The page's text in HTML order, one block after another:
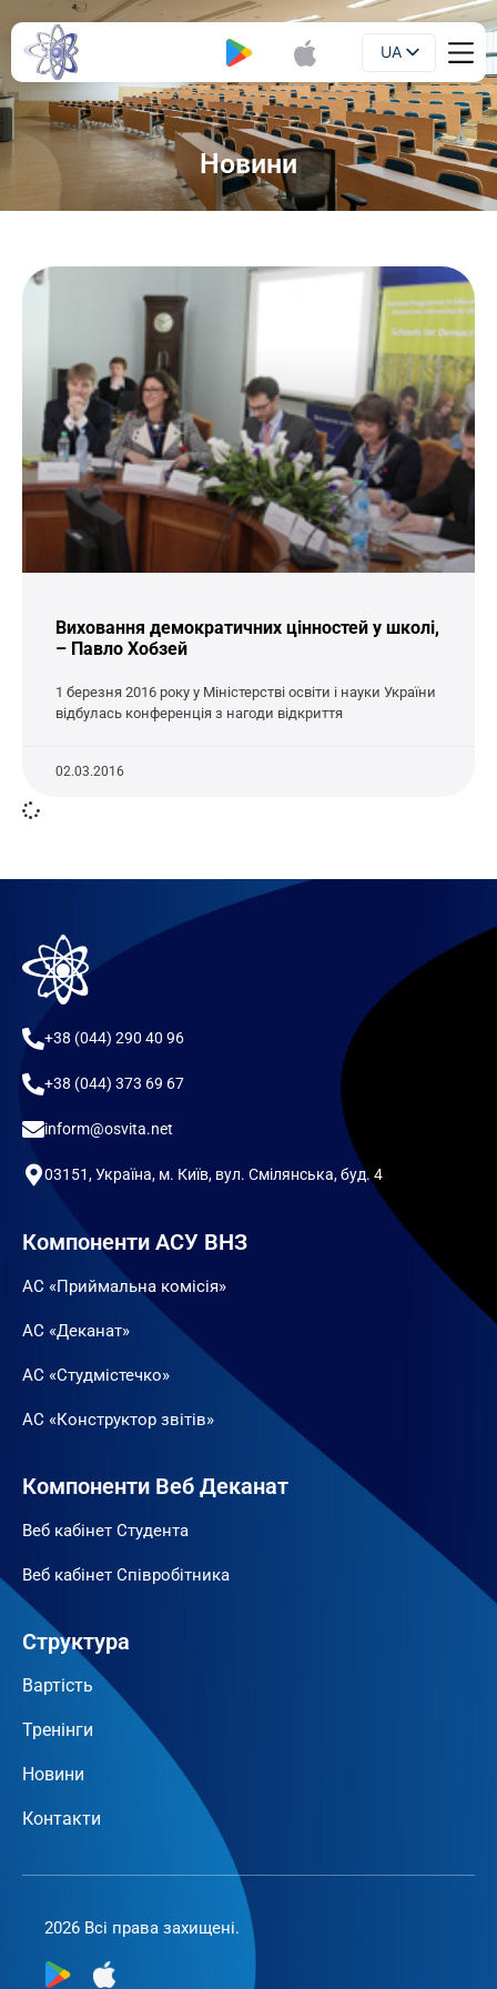
UA
EN
Новини
Виховання демократичних цінностей у школі,
– Павло Хобзей
1 березня 2016 року у Міністерстві освіти і науки України
відбулась конференція з нагоди відкриття
02.03.2016
+38 (044) 290 40 96
+38 (044) 373 69 67
inform@osvita.net
03151, Україна, м. Київ, вул. Смілянська, буд. 4
Компоненти АСУ ВНЗ
АС «Приймальна комісія»
АС «Деканат»
АС «Студмістечко»
АС «Конструктор звітів»
Компоненти Веб Деканат
Веб кабінет Студента
Веб кабінет Співробітника
Структура
Вартість
Тренінги
Новини
Контакти
2026 Всі права захищені.